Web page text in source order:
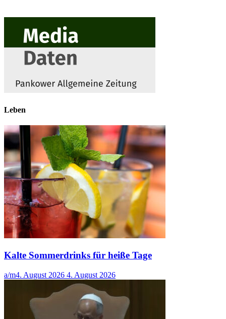
Leben
Kalte Sommerdrinks für heiße Tage
a/m4. August 2026 4. August 2026